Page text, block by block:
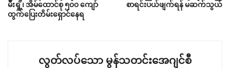
မီးရှို့၊ အိမ်ထောင်စု ၅၀၀ ကျော်
ထွက်ပြေးတိမ်းရှောင်နေရ
စာရင်းပယ်ဖျက်ရန် မဆက်သွယ်
လွတ်လပ်သော မွန်သတင်းအေဂျင်စီ